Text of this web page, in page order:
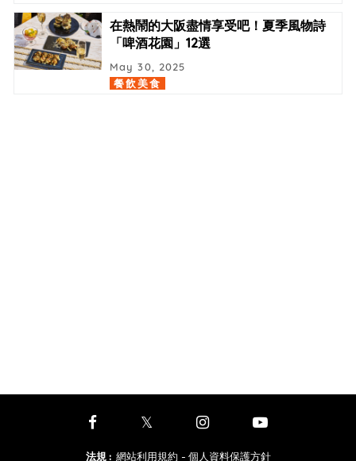
在熱鬧的大阪盡情享受吧！夏季風物詩
「啤酒花園」12選
餐飲美食
May 30, 2025
法規: 網站利用規約 - 個人資料保護方針